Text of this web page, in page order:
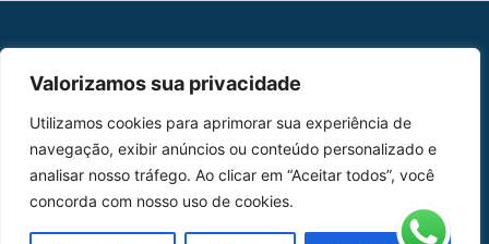
Valorizamos sua privacidade
Utilizamos cookies para aprimorar sua experiência de
navegação, exibir anúncios ou conteúdo personalizado e
analisar nosso tráfego. Ao clicar em “Aceitar todos”, você
concorda com nosso uso de cookies.
Peças
Catálogo de Aplicações